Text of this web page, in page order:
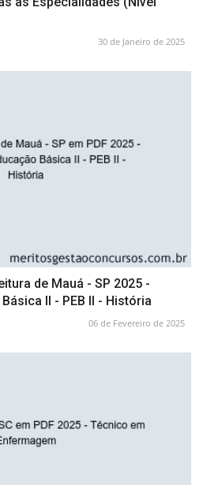
30 de Janeiro de 2025
de Mauá - SP 2025 -
II - PEB II - História
06 de Fevereiro de 2025